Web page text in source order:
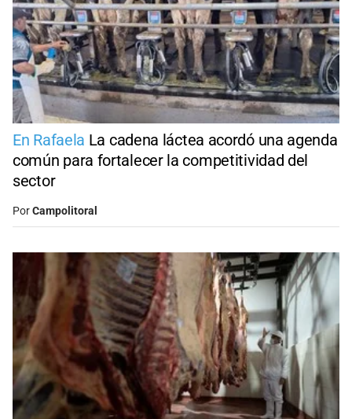
En Rafaela La cadena láctea acordó una agenda
común para fortalecer la competitividad del
sector
PorCampolitoral